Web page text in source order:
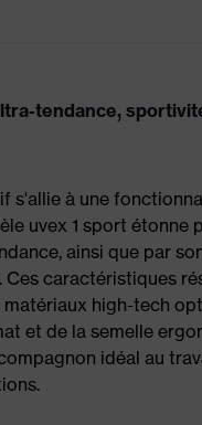
tendance,
s'allie à une
uvex 1 sport étonne
ainsi que par
caractéristiques
matériaux high-tech
et de la semelle
idéal au